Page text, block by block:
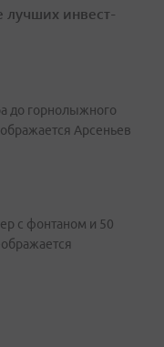
лучших инвест-
до горнолыжного
Арсеньев
с фонтаном и 50